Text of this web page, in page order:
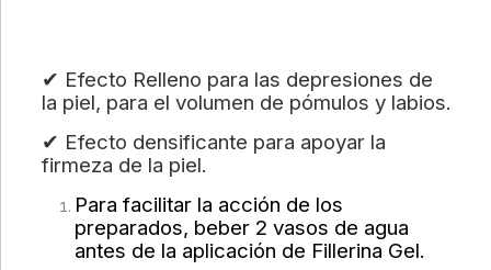
✔ Efecto Relleno para las depresiones de
la piel, para el volumen de pómulos y labios.
✔ Efecto densificante para apoyar la
firmeza de la piel.
Para facilitar la acción de los
preparados, beber 2 vasos de agua
antes de la aplicación de Fillerina Gel.